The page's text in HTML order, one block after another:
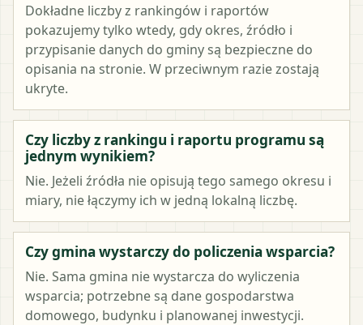
Dokładne liczby z rankingów i raportów
pokazujemy tylko wtedy, gdy okres, źródło i
przypisanie danych do gminy są bezpieczne do
opisania na stronie. W przeciwnym razie zostają
ukryte.
Czy liczby z rankingu i raportu programu są
jednym wynikiem?
Nie. Jeżeli źródła nie opisują tego samego okresu i
miary, nie łączymy ich w jedną lokalną liczbę.
Czy gmina wystarczy do policzenia wsparcia?
Nie. Sama gmina nie wystarcza do wyliczenia
wsparcia; potrzebne są dane gospodarstwa
domowego, budynku i planowanej inwestycji.